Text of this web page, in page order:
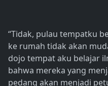
“Tidak, pulau tempatku
ke rumah tidak akan
dojo tempat aku belajar
bahwa mereka yang
pedang akan menjadi